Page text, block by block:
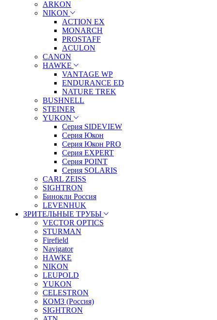
ARKON
NIKON
ACTION EX
MONARCH
PROSTAFF
ACULON
CANON
HAWKE
VANTAGE WP
ENDURANCE ED
NATURE TREK
BUSHNELL
STEINER
YUKON
Серия SIDEVIEW
Серия Юкон
Серия Юкон PRO
Серия EXPERT
Серия POINT
Серия SOLARIS
CARL ZEISS
SIGHTRON
Бинокли Россия
LEVENHUK
ЗРИТЕЛЬНЫЕ ТРУБЫ
VECTOR OPTICS
STURMAN
Firefield
Navigator
HAWKE
NIKON
LEUPOLD
YUKON
CELESTRON
КОМЗ (Россия)
SIGHTRON